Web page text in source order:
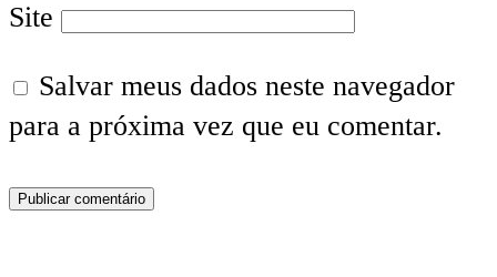
Site
Salvar meus dados neste navegador
para a próxima vez que eu comentar.